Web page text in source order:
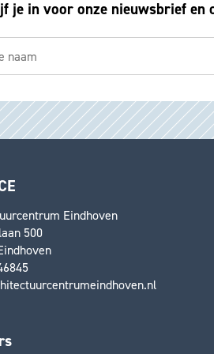
je in voor onze nieuwsbrief en
Eindhoven
500